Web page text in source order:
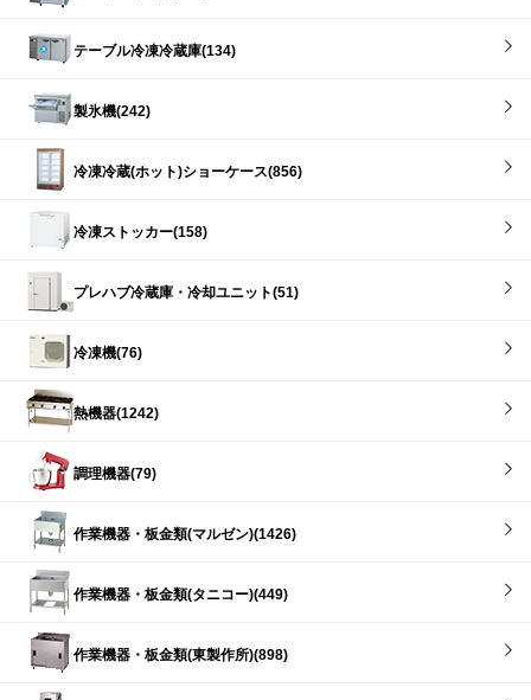
テーブル冷凍冷蔵庫(134)
製氷機(242)
冷凍冷蔵(ホット)ショーケース(856)
冷凍ストッカー(158)
プレハブ冷蔵庫・冷却ユニット(51)
冷凍機(76)
熱機器(1242)
調理機器(79)
作業機器・板金類(マルゼン)(1426)
作業機器・板金類(タニコー)(449)
作業機器・板金類(東製作所)(898)